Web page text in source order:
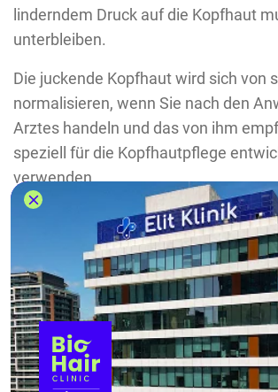
linderndem Druck auf die Kopfhaut
unterbleiben.
Die juckende Kopfhaut wird sich von
normalisieren, wenn Sie nach den
Arztes handeln und das von ihm
speziell für die Kopfhautpflege
verwenden.
Nach spätestens zwei bis drei
Jucken auf und Sie können sich in
den ständigen Drang zu kratzen auf
und dasErgebnis der
freuen. Nutzen Sie keinesfalls Anti-
Shampoos, da diese Ihre Kopfhaut
austrocknen und den Juckreiz somit